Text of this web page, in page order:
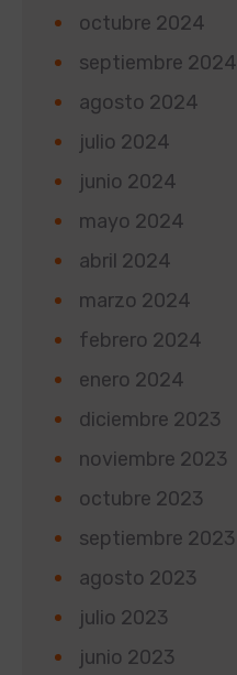
octubre 2024
septiembre 2024
agosto 2024
julio 2024
junio 2024
mayo 2024
abril 2024
marzo 2024
febrero 2024
enero 2024
diciembre 2023
noviembre 2023
octubre 2023
septiembre 2023
agosto 2023
julio 2023
junio 2023